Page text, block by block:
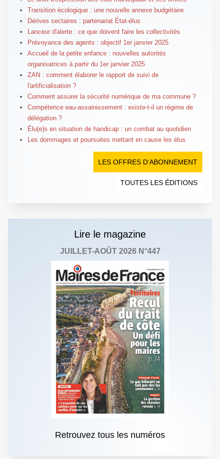
Transition écologique : une nouvelle annexe budgétaire
Dérives sectaires : partenariat État-élus
Lanceur d'alerte : ce que doivent faire les collectivités
Prévoyance des agents : objectif 1er janvier 2025
Accueil de la petite enfance : nouvelles autorités
organisatrices à partir du 1er janvier 2025
ZAN : comment élaborer le rapport de suivi de
l'artificialisation ?
Comment assurer la sécurité numérique de ma commune ?
Compétence eau-assainissement : existe-t-il un régime de
délégation ?
Élu(e)s en situation de handicap : un combat au quotidien
Les dommages et poursuites mettant en cause les élus
LES OFFRES D’ABONNEMENT
TOUTES LES ÉDITIONS
Lire le magazine
JUILLET-AOÛT 2026 N°447
Retrouvez tous les numéros